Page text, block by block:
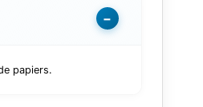
−
papiers.